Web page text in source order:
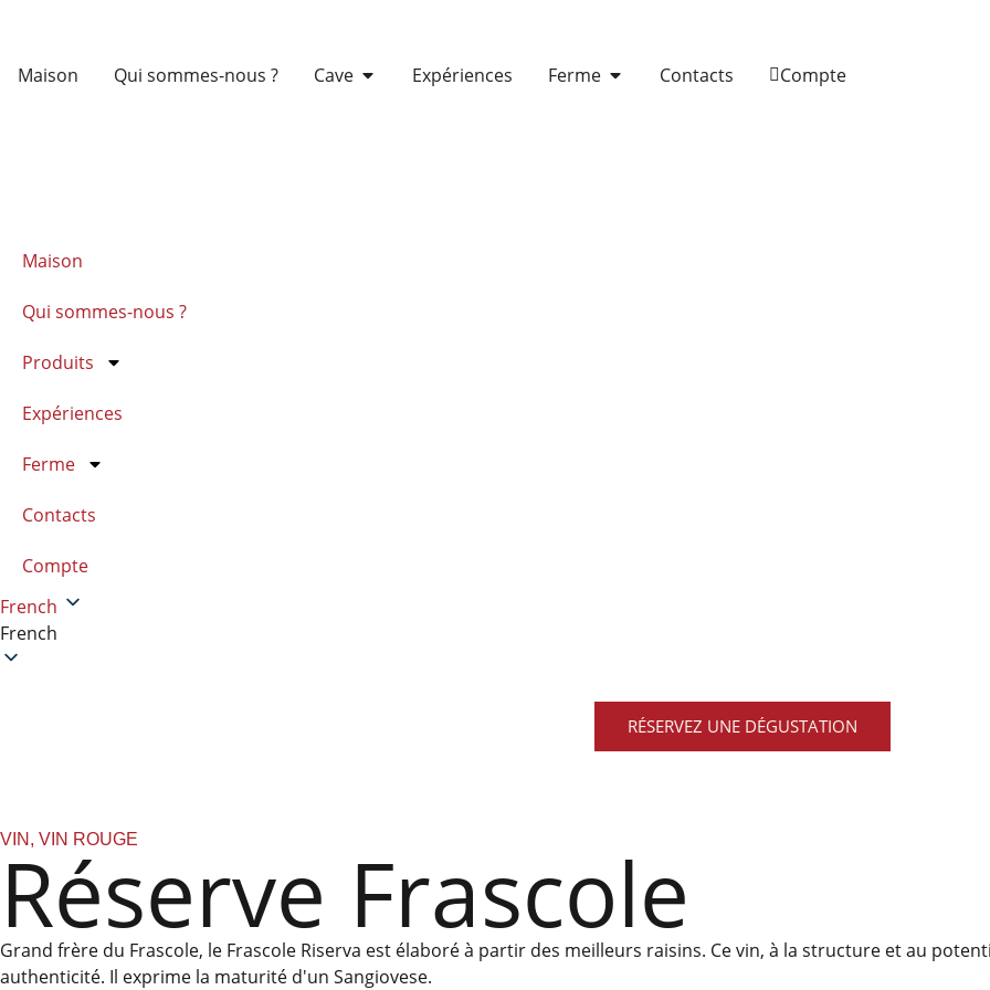
Maison Qui sommes-nous ? Cave Expériences Ferme Contacts Compte
Maison
Qui sommes-nous ?
Produits
Expériences
Ferme
Contacts
Compte
French
French
RÉSERVEZ UNE DÉGUSTATION
VIN , VIN ROUGE
Réserve Frascole
Grand frère du Frascole, le Frascole Riserva est élaboré à partir des meilleurs raisins. Ce vin, à la structure et au
authenticité. Il exprime la maturité d'un Sangiovese.